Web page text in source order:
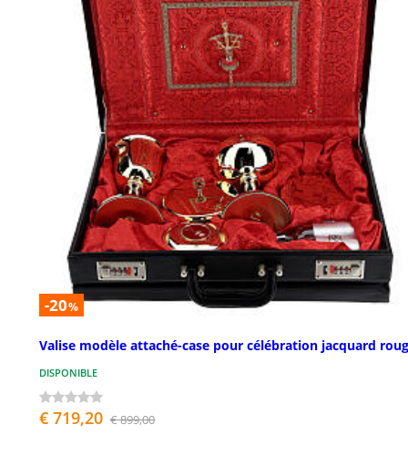
-20%
Valise modèle attaché-case pour célébration jacquard
DISPONIBLE
€ 719,20 € 899,00